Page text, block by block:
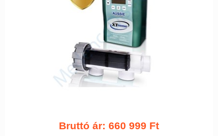
Bruttó ár: 660 999 Ft